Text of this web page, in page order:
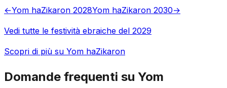
←Yom haZikaron 2028Yom haZikaron 2030→
Vedi tutte le festività ebraiche del 2029
Scopri di più su Yom haZikaron
Domande frequenti su Yom